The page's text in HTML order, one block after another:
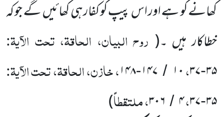
کھانے کو ہے اور اس پیپ کو کفار ہی کھائیںگے جو کہ
خطاکار ہیں ۔( روح البیان، الحاقۃ، تحت الآیۃ:
۳۵-۳۷،۱۰ / ۱۴۷-۱۴۸، خازن، الحاقۃ، تحت الآیۃ:
۳۵-۳۷،۴ / ۳۰۶، ملتقطاً)